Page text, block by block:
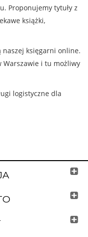
Proponujemy tytuły z
książki,
naszej księgarni online.
Warszawie i tu możliwy
logistyczne dla